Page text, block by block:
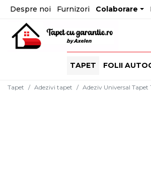
Despre noi Furnizori Colaborare
TAPET FOLII
Tapet Adezivi tapet Adeziv Universal